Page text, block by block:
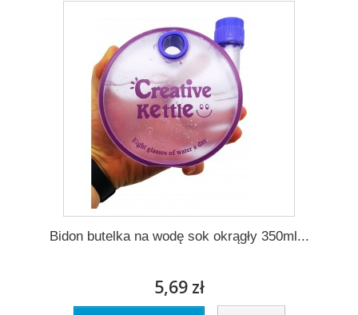
Bidon butelka na wodę sok okrągły 350ml...
5,69 zł